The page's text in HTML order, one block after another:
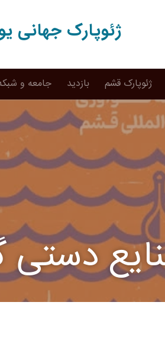
ژئوپارک جهانی
ژئوپارک قشم بازدید جامعه و
دستی